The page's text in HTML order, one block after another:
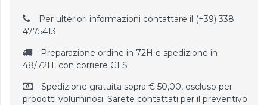
Per ulteriori informazioni contattare il (+39) 338
4775413
Preparazione ordine in 72H e spedizione in
48/72H, con corriere GLS
Spedizione gratuita sopra € 50,00, escluso per
prodotti voluminosi. Sarete contattati per il preventivo